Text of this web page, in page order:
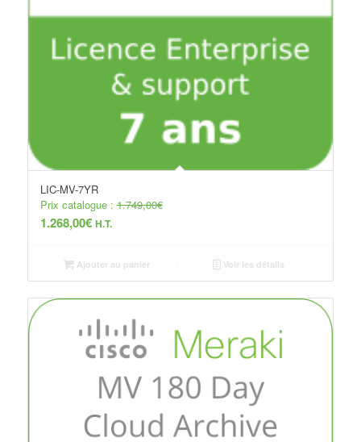
LIC-MV-7YR
Prix catalogue :1.749,00€
1.268,00€ H.T.
Ajouter au panier Voir les détails